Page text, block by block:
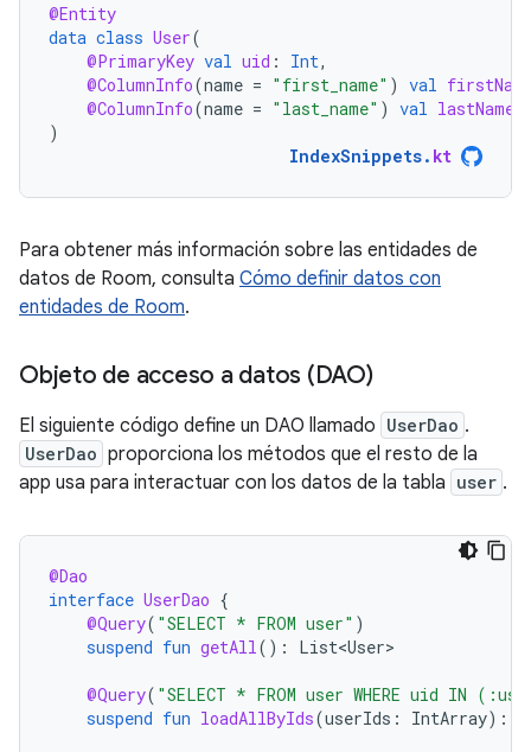
@Entity
data class User(
@PrimaryKey val uid : Int,
@ColumnInfo(name = "first_name" ) val
@ColumnInfo(name = "last_name" ) val lastName
)
IndexSnippets. kt
Para obtener más información sobre las entidades de
datos de Room, consulta Cómo definir datos con
entidades de Room.
Objeto de acceso a datos (DAO)
El siguiente código define un DAO llamado UserDao .
UserDao proporciona los métodos que el resto de la
app usa para interactuar con los datos de la tabla user .
@Dao
interface UserDao {
@Query( "SELECT * FROM user" )
suspend fun getAll (): List<User>
@Query( "SELECT * FROM user WHERE uid IN
suspend fun loadAllByIds(userIds : IntArray):